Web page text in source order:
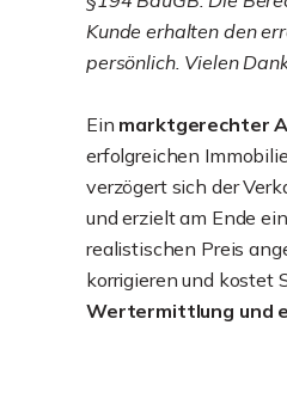
Kunde erhalten den
persönlich. Vielen
Ein marktgerechter
erfolgreichen
verzögert sich der
und erzielt am Ende
realistischen Preis
korrigieren und kostet
Wertermittlung und